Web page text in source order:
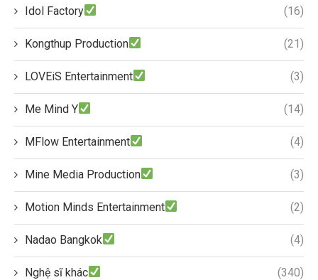
Idol Factory (16)
Kongthup Production (21)
LOVEiS Entertainment (3)
Me Mind Y (14)
MFlow Entertainment (4)
Mine Media Production (3)
Motion Minds Entertainment (2)
Nadao Bangkok (4)
Nghệ sĩ khác (340)